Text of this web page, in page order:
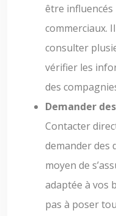
être
commerciaux.
consulter
vérifier les
des
Demander
Contacter
demander des
moyen de
adaptée à vos
pas à poser